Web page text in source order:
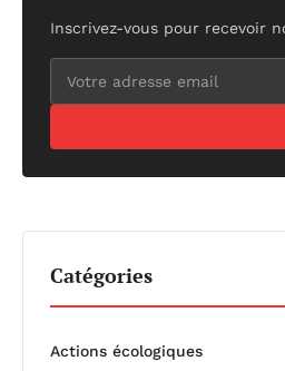
Inscrivez-vous pour recevoir
Catégories
Actions écologiques